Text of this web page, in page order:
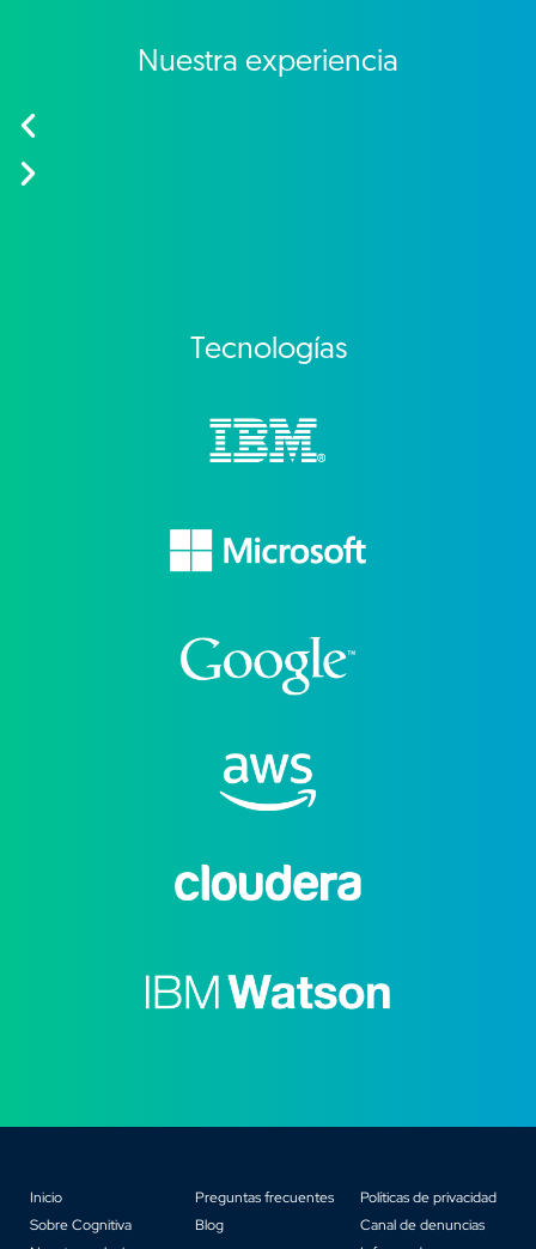
Nuestra experiencia
Tecnologías
Inicio
Sobre Cognitiva
Preguntas frecuentes
Blog
Políticas de privacidad
Canal de denuncias